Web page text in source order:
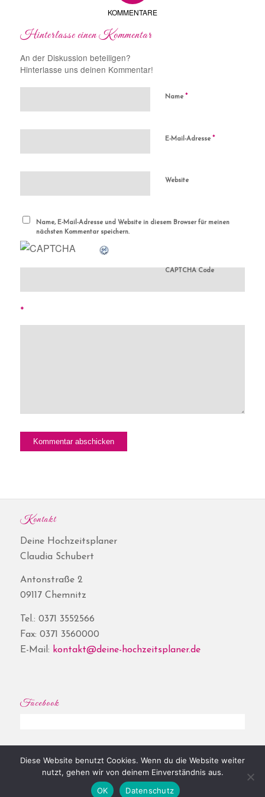
KOMMENTARE
Hinterlasse einen Kommentar
An der Diskussion beteiligen?
Hinterlasse uns deinen Kommentar!
Name *
E-Mail-Adresse *
Website
Name, E-Mail-Adresse und Website in diesem Browser für meinen
nächsten Kommentar speichern.
CAPTCHA Code
*
Kontakt
Deine Hochzeitsplaner
Claudia Schubert
Antonstraße 2
09117 Chemnitz
Tel.: 0371 3552566
Fax: 0371 3560000
E-Mail: kontakt@deine-hochzeitsplaner.de
Facebook
© Copyright - Deine Hochzeitsplaner® | Website byShore|Impressum|
Diese Website benutzt Cookies. Wenn du die Website weiter
nutzt, gehen wir von deinem Einverständnis aus.
OK
Datenschutz